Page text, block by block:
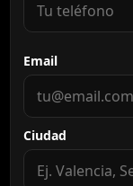
Email
Ciudad